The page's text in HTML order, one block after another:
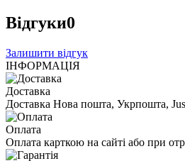
Відгуки0
Залишити відгук
ІНФОРМАЦІЯ
Доставка
Доставка Нова пошта, Укрпошта,
Оплата
Оплата карткою на сайті або при